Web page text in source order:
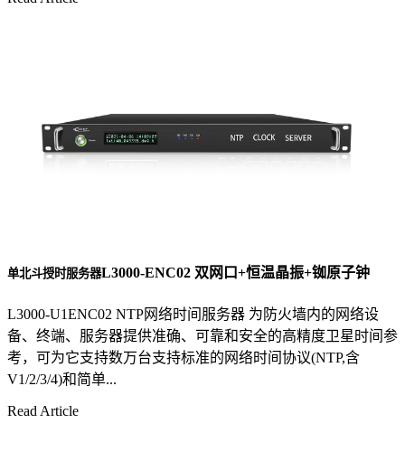
单北斗授时服务器L3000-ENC02 双网口+恒温晶振+铷原子钟
L3000-U1ENC02 NTP网络时间服务器 为防火墙内的网络设
备、终端、服务器提供准确、可靠和安全的高精度卫星时间参
考，可为它支持数万台支持标准的网络时间协议(NTP,含
V1/2/3/4)和简单...
Read Article